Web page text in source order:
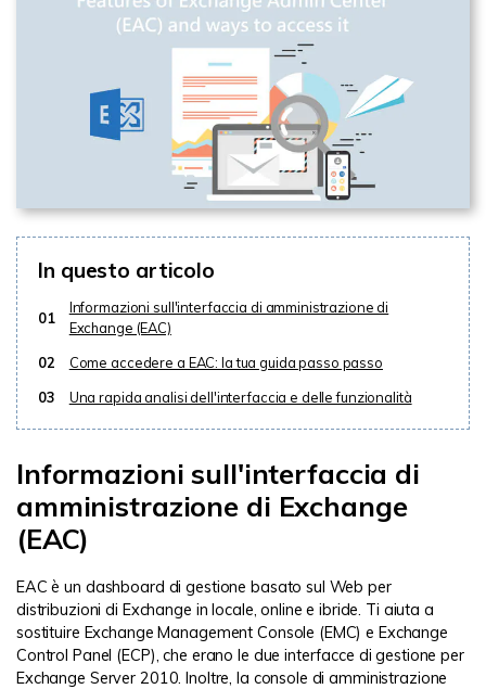
In questo articolo
01
Informazioni sull'interfaccia di amministrazione di
Exchange (EAC)
02
Come accedere a EAC: la tua guida passo passo
03
Una rapida analisi dell'interfaccia e delle funzionalità
Informazioni sull'interfaccia di
amministrazione di Exchange
(EAC)
EAC è un dashboard di gestione basato sul Web per
distribuzioni di Exchange in locale, online e ibride. Ti aiuta a
sostituire Exchange Management Console (EMC) e Exchange
Control Panel (ECP), che erano le due interfacce di gestione per
Exchange Server 2010. Inoltre, la console di amministrazione